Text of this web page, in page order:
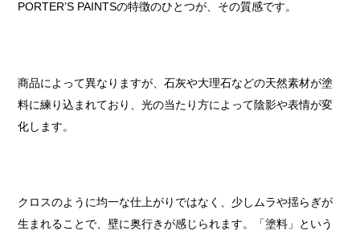
PORTER’S PAINTSの特徴のひとつが、その質感です。
商品によって異なりますが、石灰や大理石などの天然素材が塗
料に練り込まれており、光の当たり方によって陰影や表情が変
化します。
クロスのように均一な仕上がりではなく、少しムラや揺らぎが
生まれることで、壁に奥行きが感じられます。「塗料」という